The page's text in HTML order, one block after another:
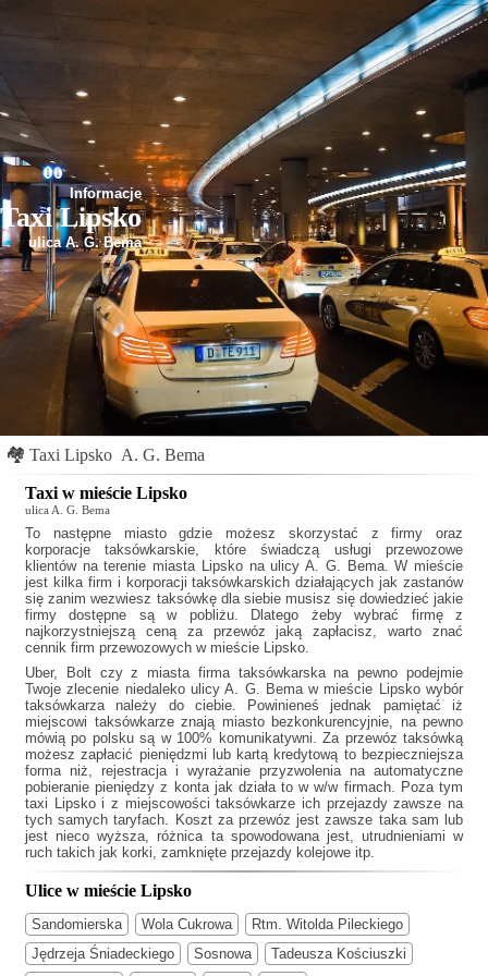
Informacje
Taxi Lipsko
ulica A. G. Bema
🏘 Taxi Lipsko A. G. Bema
Taxi w mieście Lipsko
ulica A. G. Bema
To następne miasto gdzie możesz skorzystać z firmy oraz
korporacje taksówkarskie, które świadczą usługi przewozowe
klientów na terenie miasta Lipsko na ulicy A. G. Bema. W mieście
jest kilka firm i korporacji taksówkarskich działających jak zastanów
się zanim wezwiesz taksówkę dla siebie musisz się dowiedzieć jakie
firmy dostępne są w pobliżu. Dlatego żeby wybrać firmę z
najkorzystniejszą ceną za przewóz jaką zapłacisz, warto znać
cennik firm przewozowych w mieście Lipsko.
Uber, Bolt czy z miasta firma taksówkarska na pewno podejmie
Twoje zlecenie niedaleko ulicy A. G. Bema w mieście Lipsko wybór
taksówkarza należy do ciebie. Powinieneś jednak pamiętać iż
miejscowi taksówkarze znają miasto bezkonkurencyjnie, na pewno
mówią po polsku są w 100% komunikatywni. Za przewóz taksówką
możesz zapłacić pieniędzmi lub kartą kredytową to bezpieczniejsza
forma niż, rejestracja i wyrażanie przyzwolenia na automatyczne
pobieranie pieniędzy z konta jak działa to w w/w firmach. Poza tym
taxi Lipskoi z miejscowości taksówkarze ich przejazdy zawsze na
tych samych taryfach. Koszt za przewóz jest zawsze taka sam lub
jest nieco wyższa, różnica ta spowodowana jest, utrudnieniami w
ruch takich jak korki, zamknięte przejazdy kolejowe itp.
Ulice w mieście Lipsko
Sandomierska Wola Cukrowa
Rtm. Witolda Pileckiego
Jędrzeja Śniadeckiego
Sosnowa
Tadeusza Kościuszki